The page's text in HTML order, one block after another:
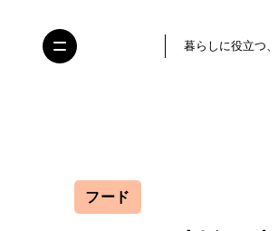
暮らしに役立つ、
フード